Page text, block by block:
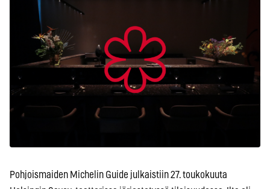
Pohjoismaiden Michelin Guide julkaistiin 27. toukokuuta